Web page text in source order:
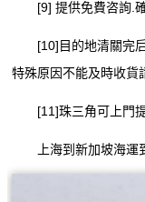
[9] 提供免費咨詢.確
[10]目的地清關完后
特殊原因不能及時收貨
[11]珠三角可上門提
上海到新加坡海運